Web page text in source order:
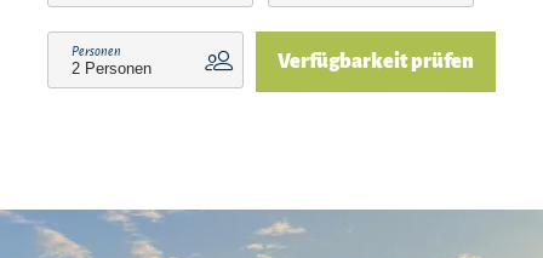
und Bewegungsmöglichkeiten oder einfach Sees
trände zum Entspannen.
Personen Verfügbarkeit prüfen